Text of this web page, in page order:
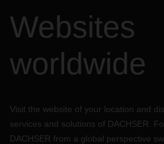
Websites
worldwide
Visit the website of your location and
services and solutions of DACHSER.
DACHSER from a global perspective